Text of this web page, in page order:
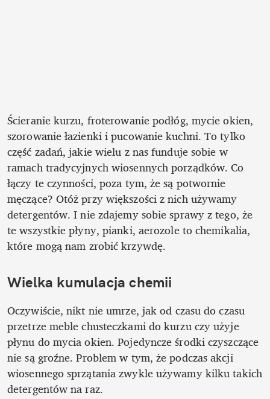
Ścieranie kurzu, froterowanie podłóg, mycie okien,
szorowanie łazienki i pucowanie kuchni. To tylko
część zadań, jakie wielu z nas funduje sobie w
ramach tradycyjnych wiosennych porządków. Co
łączy te czynności, poza tym, że są potwornie
męczące? Otóż przy większości z nich używamy
detergentów. I nie zdajemy sobie sprawy z tego, że
te wszystkie płyny, pianki, aerozole to chemikalia,
które mogą nam zrobić krzywdę.
Wielka kumulacja chemii
Oczywiście, nikt nie umrze, jak od czasu do czasu
przetrze meble chusteczkami do kurzu czy użyje
płynu do mycia okien. Pojedyncze środki czyszczące
nie są groźne. Problem w tym, że podczas akcji
wiosennego sprzątania zwykle używamy kilku takich
detergentów na raz.